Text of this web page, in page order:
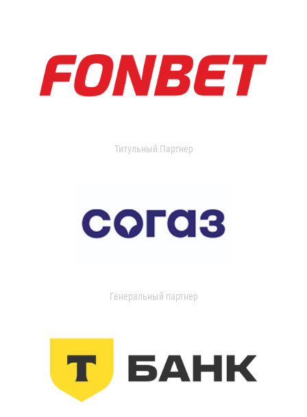
Титульный Партнер
Генеральный партнер